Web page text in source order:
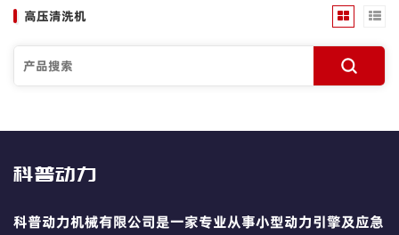
高压清洗机
科普动力
科普动力机械有限公司是一家专业从事小型动力引擎及应急